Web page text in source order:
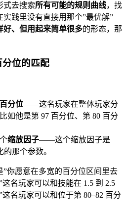
式去搜索所有可能的规则曲线，找
践里没有直接用那个”最优解”
好、但用起来简单很多的形态，那
位的匹配
百分位——这名玩家在整体玩家分
如他是第 97 百分位、第 80 百分
缩放因子——这个缩放因子是
的那个参数。
你愿意在多宽的百分位区间里去
名玩家可以和技能在 1.5 到 2.5
名玩家可以和位于第 80–82 百分